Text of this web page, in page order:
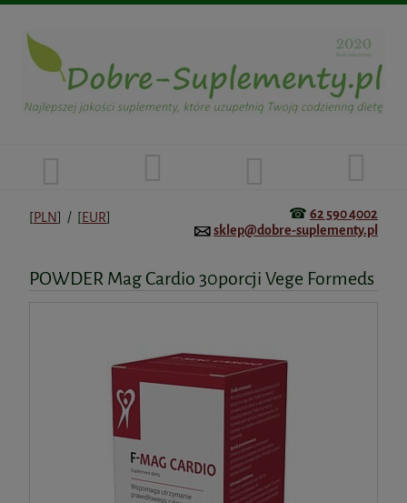
[PLN] / [EUR] ☎ 62 590 4002
sklep@dobre-suplementy.pl
POWDER Mag Cardio 30porcji Vege Formeds